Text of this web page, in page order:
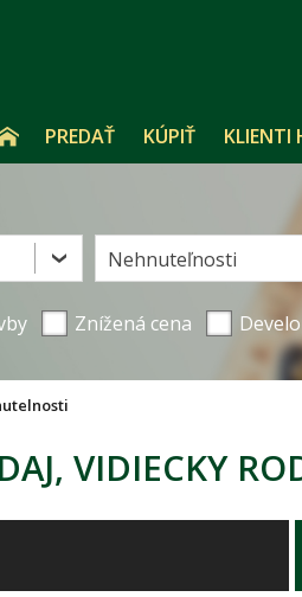
PREDAŤ KÚPIŤ KLIENTI
Nehnuteľnosti
Znížená cena
VIDIECKY